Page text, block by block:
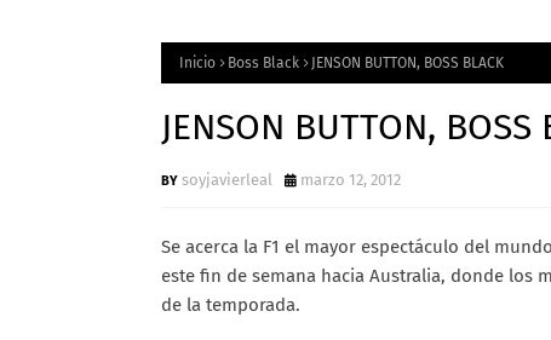
Inicio Boss Black JENSON BUTTON, BOSS BLACK
JENSON BUTTON, BOSS
soyjavierleal marzo 12, 2012
Se acerca la F1 el mayor espectáculo del
este fin de semana hacia Australia, donde los
de la temporada.